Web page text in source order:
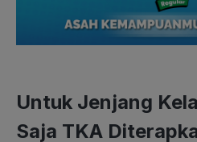
Untuk Jenjang
Saja TKA